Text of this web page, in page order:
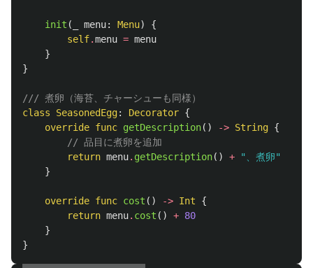
init ( menu: Menu)
{
self.menu = menu
}
}
/// 煮卵（海苔、チャーシューも同様）
class
SeasonedEgg: Decorator {
override func getDescription() -> String {
// 品目に煮卵を追加
return menu. getDescription() +
"、煮卵"
}
override func cost () -> Int
{
return menu. cost () + 80
}
}